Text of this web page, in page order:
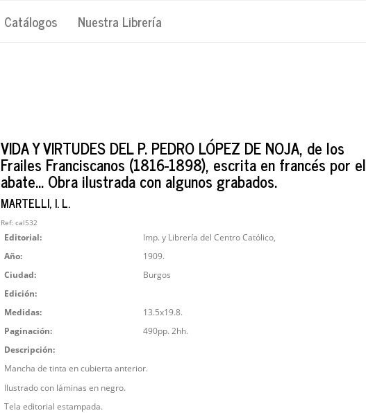
Catálogos Nuestra Librería
VIDA Y VIRTUDES DEL P. PEDRO LÓPEZ DE NOJA, de los
Frailes Franciscanos (1816-1898), escrita en francés por el
abate... Obra ilustrada con algunos grabados.
MARTELLI, I. L.
Ref: cal532
Editorial:
Imp. y Librería del Centro Católico,
Año:
1909.
Ciudad:
Burgos
Edición:
Medidas:
13.5x19.8.
Paginación:
490pp. 2hh.
Descripción:
Mancha de tinta en cubierta anterior.
Ilustrado con láminas en negro.
Tela editorial estampada.